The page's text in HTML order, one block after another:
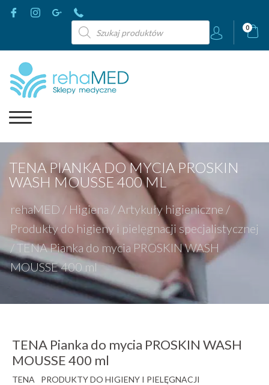
Wyszukiwarka
produktów
0
TENA PIANKA DO MYCIA PROSKIN
WASH MOUSSE 400 ML
rehaMED / Higiena / Artykuły higieniczne /
Produkty do higieny i pielęgnacji specjalistycznej
/TENA Pianka do mycia PROSKIN WASH
MOUSSE 400 ml
TENA Pianka do mycia PROSKIN WASH
MOUSSE 400 ml
TENA
PRODUKTY DO HIGIENY I PIELĘGNACJI